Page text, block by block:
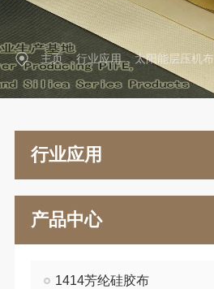
产品中心
行业应用
联系我们
主页>行业应用>太阳能层压机布
行业应用
产品中心
1414芳纶硅胶布